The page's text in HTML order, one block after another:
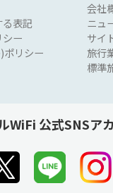
表記
ー
リシー
会社
ニュ
サイ
旅行
標準
WiFi 公式SNSア